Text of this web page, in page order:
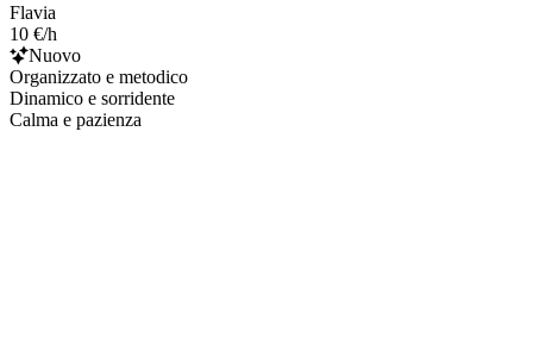
Flavia
10 €/h
Nuovo
Organizzato e metodico
Dinamico e sorridente
Calma e pazienza